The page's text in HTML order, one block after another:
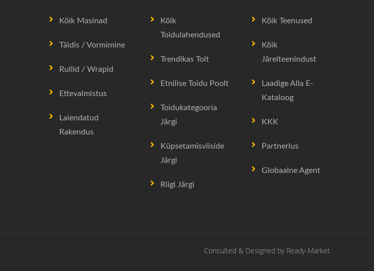
Kõik Masinad
Täidis / Vormimine
Rullid / Wrapid
Ettevalmistus
Laiendatud
Rakendus
Kõik
Toidulahendused
Trendikas Toit
Etnilise Toidu Poolt
Toidukategooria
Järgi
Küpsetamisviiside
Järgi
Riigi Järgi
Kõik Teenused
Kõik
Järelteenindust
Laadige Alla E-
Kataloog
KKK
Partnerlus
Globaalne Agent
Consulted & Designed by Ready-Market